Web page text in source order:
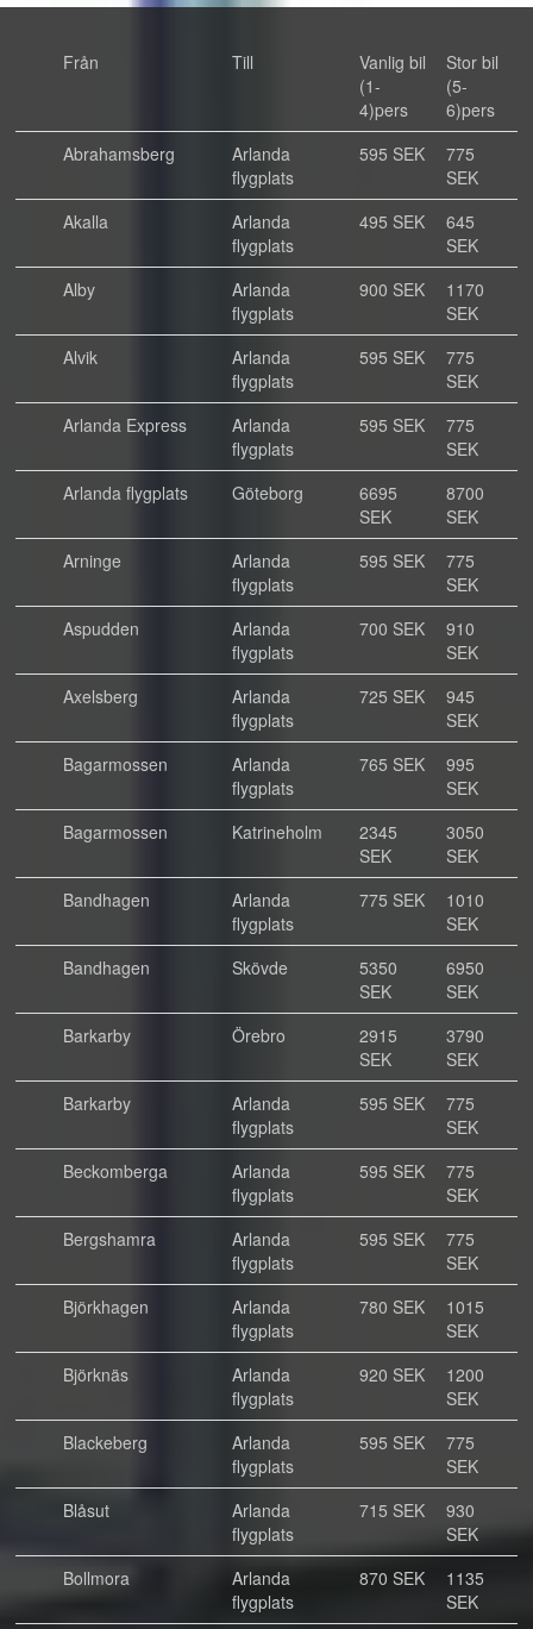
Från Till
Vanlig bil
(1-
4)pers
Stor bil
(5-
6)pers
Abrahamsberg
Arlanda
flygplats
595 SEK
775
SEK
Akalla
Arlanda
flygplats
495 SEK
645
SEK
Alby
Arlanda
flygplats
900 SEK
1170
SEK
Alvik
Arlanda
flygplats
595 SEK
775
SEK
Arlanda Express
Arlanda
flygplats
595 SEK
775
SEK
Arlanda flygplats
Göteborg
6695
SEK
8700
SEK
Arninge
Arlanda
flygplats
595 SEK
775
SEK
Aspudden
Arlanda
flygplats
700 SEK
910
SEK
Axelsberg
Arlanda
flygplats
725 SEK
945
SEK
Bagarmossen
Arlanda
flygplats
765 SEK
995
SEK
Bagarmossen
Katrineholm
2345
SEK
3050
SEK
Bandhagen
Arlanda
flygplats
775 SEK
1010
SEK
Bandhagen
Skövde
5350
SEK
6950
SEK
Barkarby
Örebro
2915
SEK
3790
SEK
Barkarby
Arlanda
flygplats
595 SEK
775
SEK
Beckomberga
Arlanda
flygplats
595 SEK
775
SEK
Bergshamra
Arlanda
flygplats
595 SEK
775
SEK
Björkhagen
Arlanda
flygplats
780 SEK
1015
SEK
Björknäs
Arlanda
flygplats
920 SEK
1200
SEK
Blackeberg
Arlanda
flygplats
595 SEK
775
SEK
Blåsut
Arlanda
flygplats
715 SEK
930
SEK
Bollmora
Arlanda
flygplats
870 SEK
1135
SEK